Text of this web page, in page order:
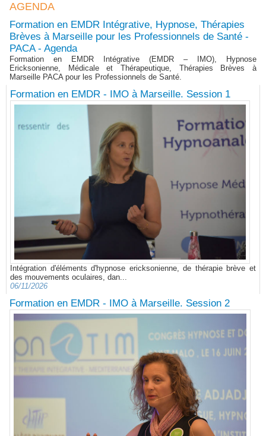
AGENDA
Formation en EMDR Intégrative, Hypnose, Thérapies
Brèves à Marseille pour les Professionnels de Santé -
PACA - Agenda
Formation en EMDR Intégrative (EMDR – IMO), Hypnose
Ericksonienne, Médicale et Thérapeutique, Thérapies Brèves à
Marseille PACA pour les Professionnels de Santé.
Formation en EMDR - IMO à Marseille. Session 1
Intégration d'éléments d'hypnose ericksonienne, de thérapie brève et
des mouvements oculaires, dan...
06/11/2026
Formation en EMDR - IMO à Marseille. Session 2